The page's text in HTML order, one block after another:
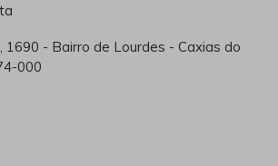
1690 - Bairro de Lourdes - Caxias do
000